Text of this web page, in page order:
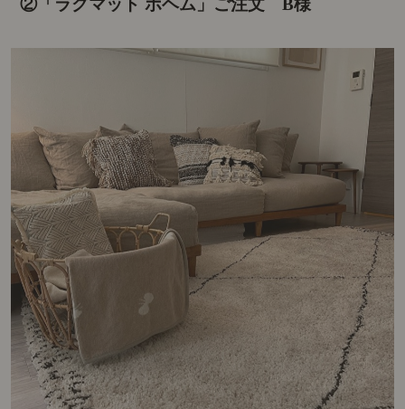
②「ラグマット ボヘム」ご注文 B様